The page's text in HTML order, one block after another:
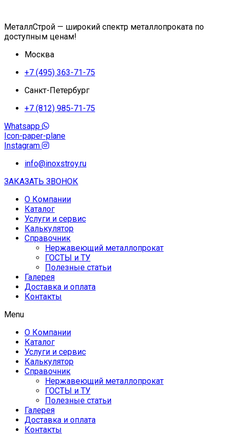
МеталлСтрой — широкий спектр металлопроката по
доступным ценам!
Москва
+7 (495) 363-71-75
Санкт-Петербург
+7 (812) 985-71-75
Whatsapp
Icon-paper-plane
Instagram
info@inoxstroy.ru
ЗАКАЗАТЬ ЗВОНОК
О Компании
Каталог
Услуги и сервис
Калькулятор
Справочник
Нержавеющий металлопрокат
ГОСТЫ и ТУ
Полезные статьи
Галерея
Доставка и оплата
Контакты
Menu
О Компании
Каталог
Услуги и сервис
Калькулятор
Справочник
Нержавеющий металлопрокат
ГОСТЫ и ТУ
Полезные статьи
Галерея
Доставка и оплата
Контакты